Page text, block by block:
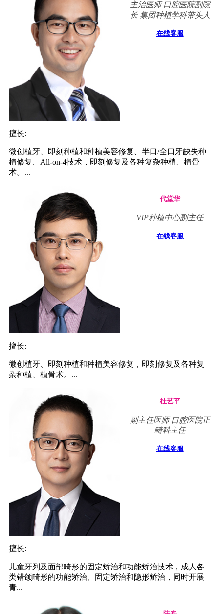
主治医师 口腔医院副院
长 集团种植学科带头人
在线客服
擅长:
微创植牙、即刻种植和种植美容修复、半口/全口牙缺失种
植修复、All-on-4技术，即刻修复及各种复杂种植、植骨
术。...
代堂华
VIP种植中心副主任
在线客服
擅长:
微创植牙、即刻种植和种植美容修复，即刻修复及各种复
杂种植、植骨术。...
杜艺平
副主任医师 口腔医院正
畸科主任
在线客服
擅长:
儿童牙列及面部畸形的固定矫治和功能矫治技术，成人各
类错颌畸形的功能矫治、固定矫治和隐形矫治，同时开展
青...